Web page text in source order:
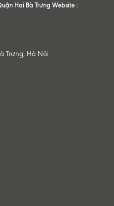
Hai Bà Trưng Website :
Trưng, Hà Nội